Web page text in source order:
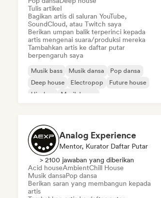
Tulis artikel
Bagikan artis di saluran YouTube,
SoundCloud, atau Twitch saya
Berikan umpan balik terperinci kepada
artis mengenai suara/produksi mereka
Tambahkan artis ke daftar putar
berpengaruh saya
Musik bass Musik dansa
Pop dansa
Deep house
Electropop
Future house
Hip-hop
Musik house
Analog Experience
Mentor, Kurator Daftar Putar
> 2100 jawaban yang diberikan
Acid houseAmbientChill House
Musik dansaPop dansa
Berikan saran yang membangun kepada
artis